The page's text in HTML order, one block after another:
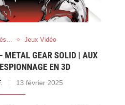
Jeux Vidéo
METAL GEAR SOLID | AUX
EN 3D
13 février 2025